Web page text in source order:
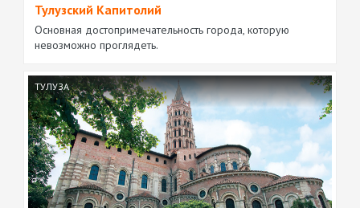
Тулузский Капитолий
Основная достопримечательность города, которую
невозможно проглядеть.
ТУЛУЗА